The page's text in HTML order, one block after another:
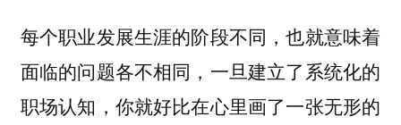
每个职业发展生涯的阶段不同，也就意味着
面临的问题各不相同，一旦建立了系统化的
职场认知，你就好比在心里画了一张无形的